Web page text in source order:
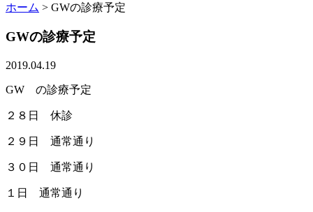
ホーム > GWの診療予定
GWの診療予定
2019.04.19
GW の診療予定
２８日 休診
２９日 通常通り
３０日 通常通り
１日 通常通り